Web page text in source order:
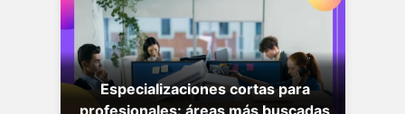
Especializaciones cortas para
profesionales: áreas más buscadas